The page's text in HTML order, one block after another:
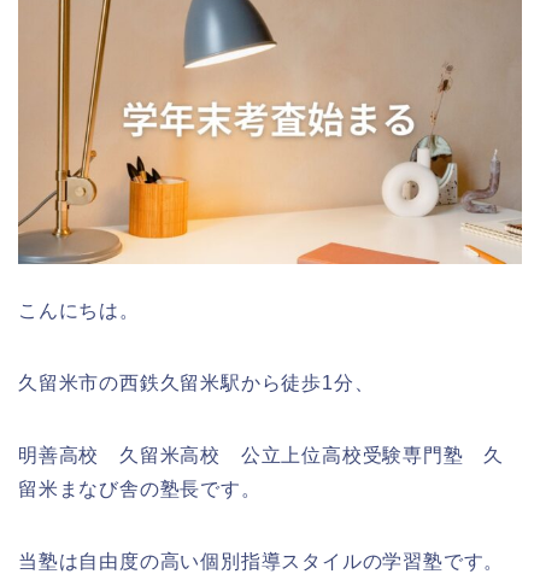
こんにちは。
久留米市の西鉄久留米駅から徒歩1分、
明善高校 久留米高校 公立上位高校受験専門塾 久
留米まなび舎の塾長です。
当塾は自由度の高い個別指導スタイルの学習塾です。